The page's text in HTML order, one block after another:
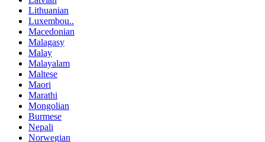
Lithuanian
Luxembou..
Macedonian
Malagasy
Malay
Malayalam
Maltese
Maori
Marathi
Mongolian
Burmese
Nepali
Norwegian